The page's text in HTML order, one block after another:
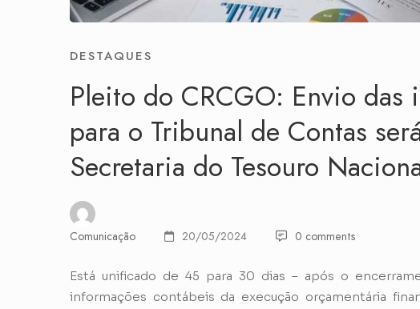
DESTAQUES
Pleito do CRCGO: Envio das
para o Tribunal de Contas
Secretaria do Tesouro
Comunicação 20/05/2024 0 comments
Está unificado de 45 para 30 dias – após o
informações contábeis da execução orçamentária